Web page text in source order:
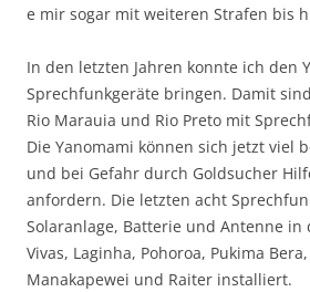
e mir sogar mit weiteren Strafen bis
In den letzten Jahren konnte ich den
Sprechfunkgeräte bringen. Damit
Rio Marauia und Rio Preto mit
Die Yanomami können sich jetzt viel
und bei Gefahr durch Goldsucher
anfordern. Die letzten acht
Solaranlage, Batterie und Antenne in
Vivas, Laginha, Pohoroa, Pukima
Manakapewei und Raiter installiert.